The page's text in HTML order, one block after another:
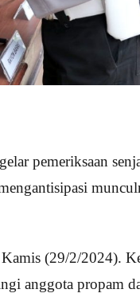
pemeriksaan
(29/2/2024).
anggota propam